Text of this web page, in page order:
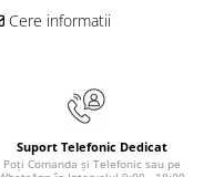
Cere informatii
Suport Telefonic Dedicat
Poți Comanda și Telefonic sau pe